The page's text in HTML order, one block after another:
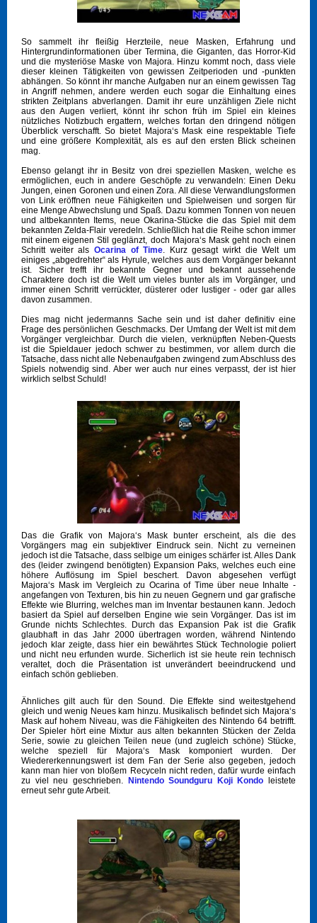
So sammelt ihr fleißig Herzteile, neue Masken, Erfahrung und
Hintergrundinformationen über Termina, die Giganten, das Horror-Kid
und die mysteriöse Maske von Majora. Hinzu kommt noch, dass viele
dieser kleinen Tätigkeiten von gewissen Zeitperioden und -punkten
abhängen. So könnt ihr manche Aufgaben nur an einem gewissen Tag
in Angriff nehmen, andere werden euch sogar die Einhaltung eines
strikten Zeitplans abverlangen. Damit ihr eure unzähligen Ziele nicht
aus den Augen verliert, könnt ihr schon früh im Spiel ein kleines
nützliches Notizbuch ergattern, welches fortan den dringend nötigen
Überblick verschafft. So bietet Majora‘s Mask eine respektable Tiefe
und eine größere Komplexität, als es auf den ersten Blick scheinen
mag.
Ebenso gelangt ihr in Besitz von drei speziellen Masken, welche es
ermöglichen, euch in andere Geschöpfe zu verwandeln: Einen Deku
Jungen, einen Goronen und einen Zora. All diese Verwandlungsformen
von Link eröffnen neue Fähigkeiten und Spielweisen und sorgen für
eine Menge Abwechslung und Spaß. Dazu kommen Tonnen von neuen
und altbekannten Items, neue Okarina-Stücke die das Spiel mit dem
bekannten Zelda-Flair veredeln. Schließlich hat die Reihe schon immer
mit einem eigenen Stil geglänzt, doch Majora‘s Mask geht noch einen
Schritt weiter als Ocarina of Time. Kurz gesagt wirkt die Welt um
einiges „abgedrehter“ als Hyrule, welches aus dem Vorgänger bekannt
ist. Sicher trefft ihr bekannte Gegner und bekannt aussehende
Charaktere doch ist die Welt um vieles bunter als im Vorgänger, und
immer einen Schritt verrückter, düsterer oder lustiger - oder gar alles
davon zusammen.
Dies mag nicht jedermanns Sache sein und ist daher definitiv eine
Frage des persönlichen Geschmacks. Der Umfang der Welt ist mit dem
Vorgänger vergleichbar. Durch die vielen, verknüpften Neben-Quests
ist die Spieldauer jedoch schwer zu bestimmen, vor allem durch die
Tatsache, dass nicht alle Nebenaufgaben zwingend zum Abschluss des
Spiels notwendig sind. Aber wer auch nur eines verpasst, der ist hier
wirklich selbst Schuld!
Das die Grafik von Majora‘s Mask bunter erscheint, als die des
Vorgängers mag ein subjektiver Eindruck sein. Nicht zu verneinen
jedoch ist die Tatsache, dass selbige um einiges schärfer ist. Alles Dank
des (leider zwingend benötigten) Expansion Paks, welches euch eine
höhere Auflösung im Spiel beschert. Davon abgesehen verfügt
Majora‘s Mask im Vergleich zu Ocarina of Time über neue Inhalte -
angefangen von Texturen, bis hin zu neuen Gegnern und gar grafische
Effekte wie Blurring, welches man im Inventar bestaunen kann. Jedoch
basiert da Spiel auf derselben Engine wie sein Vorgänger. Das ist im
Grunde nichts Schlechtes. Durch das Expansion Pak ist die Grafik
glaubhaft in das Jahr 2000 übertragen worden, während Nintendo
jedoch klar zeigte, dass hier ein bewährtes Stück Technologie poliert
und nicht neu erfunden wurde. Sicherlich ist sie heute rein technisch
veraltet, doch die Präsentation ist unverändert beeindruckend und
einfach schön geblieben.
Ähnliches gilt auch für den Sound. Die Effekte sind weitestgehend
gleich und wenig Neues kam hinzu. Musikalisch befindet sich Majora‘s
Mask auf hohem Niveau, was die Fähigkeiten des Nintendo 64 betrifft.
Der Spieler hört eine Mixtur aus alten bekannten Stücken der Zelda
Serie, sowie zu gleichen Teilen neue (und zugleich schöne) Stücke,
welche speziell für Majora‘s Mask komponiert wurden. Der
Wiedererkennungswert ist dem Fan der Serie also gegeben, jedoch
kann man hier von bloßem Recyceln nicht reden, dafür wurde einfach
zu viel neu geschrieben. Nintendo Soundguru Koji Kondo leistete
erneut sehr gute Arbeit.